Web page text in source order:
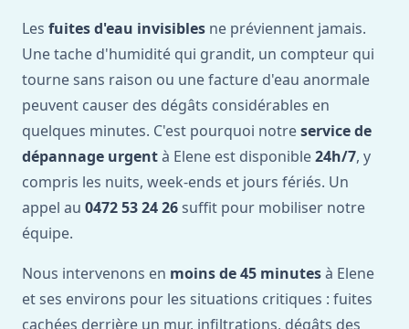
Les fuites d'eau invisibles ne préviennent jamais.
Une tache d'humidité qui grandit, un compteur qui
tourne sans raison ou une facture d'eau anormale
peuvent causer des dégâts considérables en
quelques minutes. C'est pourquoi notreservice de
dépannage urgentà Elene est disponible24h/7, y
compris les nuits, week-ends et jours fériés. Un
appel au 0472 53 24 26 suffit pour mobiliser notre
équipe.
Nous intervenons en moins de 45 minutesà Elene
et ses environs pour les situations critiques : fuites
cachées derrière un mur, infiltrations, dégâts des